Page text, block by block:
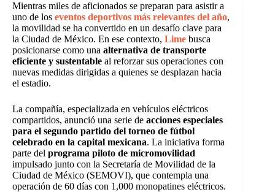
Mientras miles de aficionados se preparan para asistir a
uno de los eventos deportivos más relevantes del año,
la movilidad se ha convertido en un desafío clave para
la Ciudad de México. En ese contexto, Lime busca
posicionarse como una alternativa de transporte
eficiente y sustentable al reforzar sus operaciones con
nuevas medidas dirigidas a quienes se desplazan hacia
el estadio.
La compañía, especializada en vehículos eléctricos
compartidos, anunció una serie de acciones especiales
para el segundo partido del torneo de fútbol
celebrado en la capital mexicana. La iniciativa forma
parte del programa piloto de micromovilidad
impulsado junto con la Secretaría de Movilidad de la
Ciudad de México (SEMOVI), que contempla una
operación de 60 días con 1,000 monopatines eléctricos.